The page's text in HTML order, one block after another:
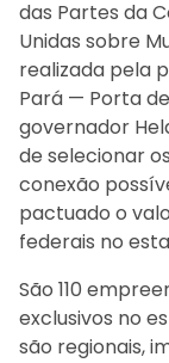
das Partes da
Unidas sobre
realizada pela
Pará — Porta
governador
de selecionar
conexão
pactuado o
federais no
São 110
exclusivos no
são regionais,